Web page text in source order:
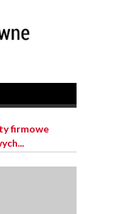
firmowe